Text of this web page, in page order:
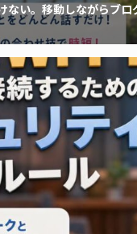
ない。移動しながらブ